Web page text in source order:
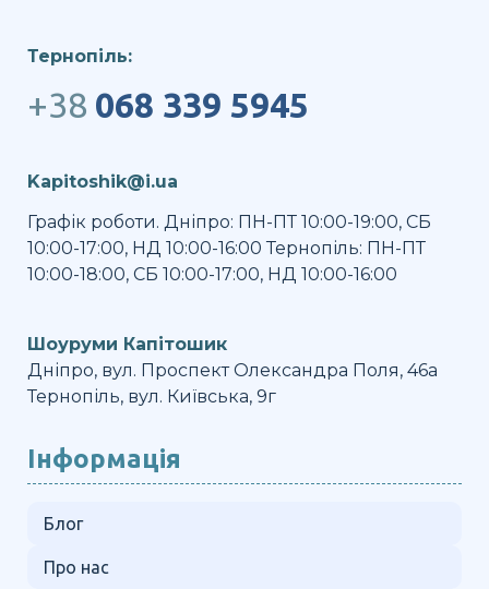
Тернопіль:
+38 068 339 5945
Kapitoshik@i.ua
Графік роботи. Дніпро: ПН-ПТ 10:00-19:00, СБ
10:00-17:00, НД 10:00-16:00 Тернопіль: ПН-ПТ
10:00-18:00, СБ 10:00-17:00, НД 10:00-16:00
Шоуруми Капітошик
Дніпро, вул. Проспект Олександра Поля, 46а
Тернопіль, вул. Київська, 9г
Інформація
Блог
Про нас